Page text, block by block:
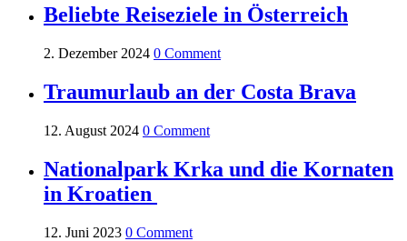
Beliebte Reiseziele in Österreich
2. Dezember 2024 0 Comment
Traumurlaub an der Costa Brava
12. August 2024 0 Comment
Nationalpark Krka und die Kornaten
in Kroatien
12. Juni 2023 0 Comment